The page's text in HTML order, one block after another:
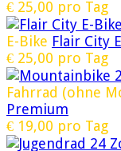
€ 25,00 pro Tag
E-Bike Flair City
€ 25,00 pro Tag
Fahrrad (ohne
Premium
€ 19,00 pro Tag